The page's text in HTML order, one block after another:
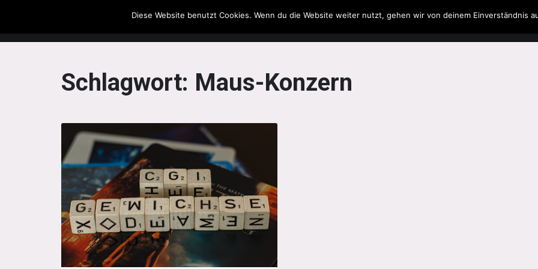
The Howling Men Filme & Serien Musik Spielzeug Literatur
Schlagwort: Maus-Konzern
Diese Website benutzt Cookies. Wenn du die Website weiter nutzt, gehen wir von deinem Einverständnis